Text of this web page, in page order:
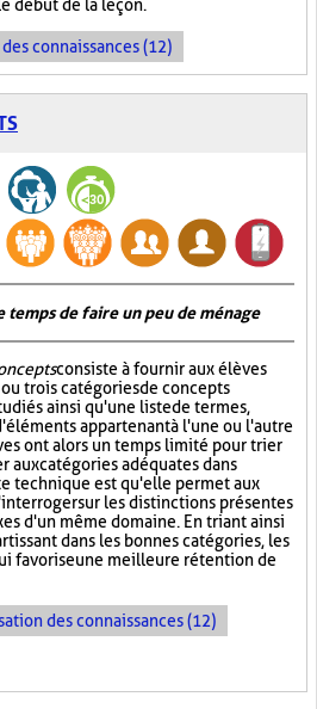
début de la leçon.
connaissances (12)
temps de faire un peu de ménage
consiste à fournir aux élèves
trois catégories de concepts
ainsi qu'une liste de termes,
appartenant à l'une ou l'autre
ont alors un temps limité pour trier
aux catégories adéquates dans
technique est qu'elle permet aux
sur les distinctions présentes
d'un même domaine. En triant ainsi
dans les bonnes catégories, les
favorise une meilleure rétention de
des connaissances (12)